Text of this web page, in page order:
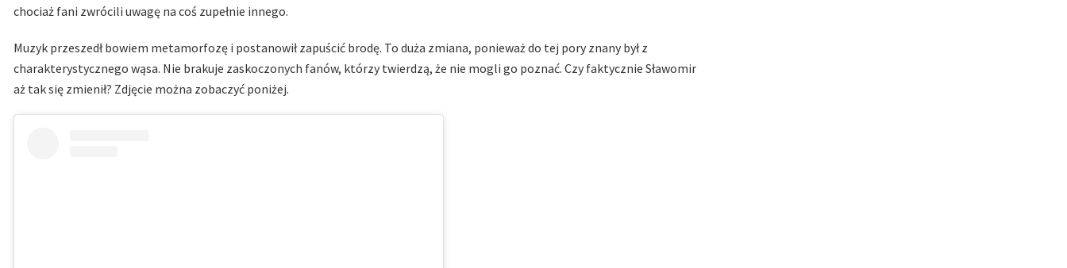
chociaż fani zwrócili uwagę na coś zupełnie innego.
Muzyk przeszedł bowiem metamorfozę i postanowił zapuścić brodę. To duża zmiana, ponieważ do tej pory znany był z
charakterystycznego wąsa. Nie brakuje zaskoczonych fanów, którzy twierdzą, że nie mogli go poznać. Czy faktycznie Sławomir
aż tak się zmienił? Zdjęcie można zobaczyć poniżej.